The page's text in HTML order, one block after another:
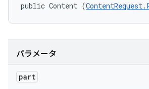
public Content (
パラメータ
part